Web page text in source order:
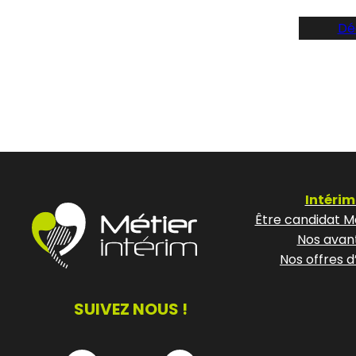
SUIVEZ NOUS !
Être candidat
Nos
Nos offres